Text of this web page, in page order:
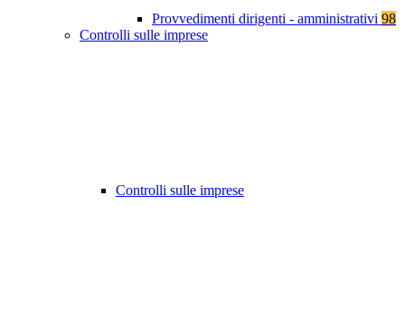
Provvedimenti dirigenti - amministrativi 98
Controlli sulle imprese
Controlli sulle imprese